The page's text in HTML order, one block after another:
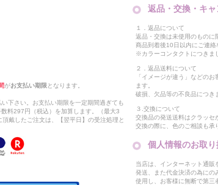
がお支払い期限 となります。
下さい。お支払い期限を一定期間過ぎても
料297円（税込）を加算します。（最大3
戴したご注文は、【翌平日】の受注処理と
返品・交換・キ
１．返品について
返品・交換は未使用のものに
商品到着後10日以内にご連絡
※カラーコンタクトにつきま
２．返品送料について
「イメージが違う」などの
ます。
破損、欠品等の不良品につき
３.交換について
交換品の発送送料はクラッセ
交換の際に、色のご相談も承
個人情報のお取
当店は、インターネット通
発送、また代金決済の為にの
使用し、お客様に無断で第三